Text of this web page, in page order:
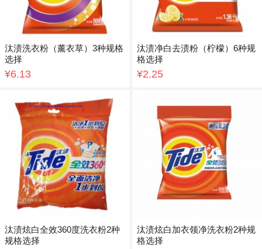
汰渍洗衣粉（薰衣草）3种规格
选择
¥6.13
汰渍净白去渍粉（柠檬）6种规
格选择
¥2.25
汰渍炫白全效360度洗衣粉2种
规格选择
汰渍炫白加衣领净洗衣粉2种规
格选择